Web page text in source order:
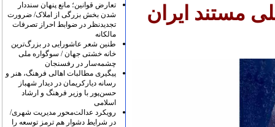
مستند ایران
تعارض قوانین؛ مانع پنهان سنددار
شدن بخش بزرگی از املاک/ ضرورت
تجدیدنظر در ضوابط احراز تصرفات
مالکانه
طنین شعر عاشورایی در بزرگ‌ترین
خانه خشتی جهان / سوگواره ملی
چشمه‌سار در رفسنجان
پیگیری مطالبات اهالی فرهنگ، هنر و
رسانه دیارکریمان در دیدار شهباز
حسن‌پور با وزیر فرهنگ و ارشاد
اسلامی
رویکرد عدالت‌محور مدیریت شهری/
در شرایط دشوار هم ترمز توسعه را